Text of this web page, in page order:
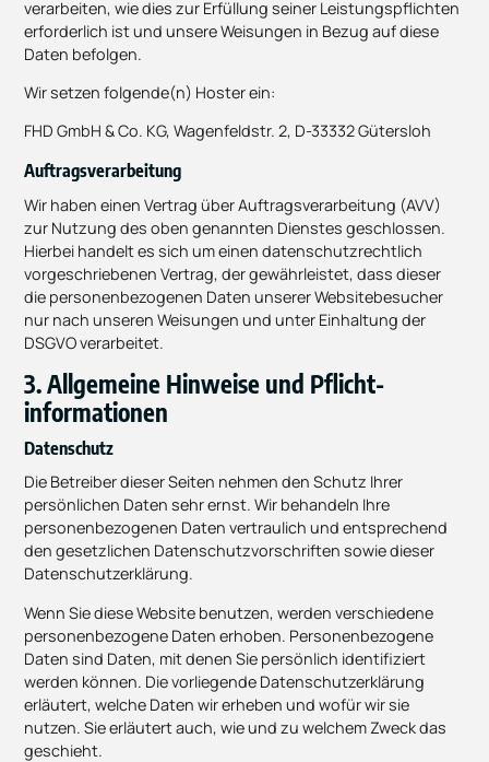
verarbeiten, wie dies zur Erfüllung seiner Leistungspflichten
erforderlich ist und unsere Weisungen in Bezug auf diese
Daten befolgen.
Wir setzen folgende(n) Hoster ein:
FHD GmbH & Co. KG, Wagenfeldstr. 2, D-33332 Gütersloh
Auftragsverarbeitung
Wir haben einen Vertrag über Auftragsverarbeitung (AVV)
zur Nutzung des oben genannten Dienstes geschlossen.
Hierbei handelt es sich um einen datenschutzrechtlich
vorgeschriebenen Vertrag, der gewährleistet, dass dieser
die personenbezogenen Daten unserer Websitebesucher
nur nach unseren Weisungen und unter Einhaltung der
DSGVO verarbeitet.
3. Allgemeine Hinweise und Pflicht­
informationen
Datenschutz
Die Betreiber dieser Seiten nehmen den Schutz Ihrer
persönlichen Daten sehr ernst. Wir behandeln Ihre
personenbezogenen Daten vertraulich und entsprechend
den gesetzlichen Datenschutzvorschriften sowie dieser
Datenschutzerklärung.
Wenn Sie diese Website benutzen, werden verschiedene
personenbezogene Daten erhoben. Personenbezogene
Daten sind Daten, mit denen Sie persönlich identifiziert
werden können. Die vorliegende Datenschutzerklärung
erläutert, welche Daten wir erheben und wofür wir sie
nutzen. Sie erläutert auch, wie und zu welchem Zweck das
geschieht.